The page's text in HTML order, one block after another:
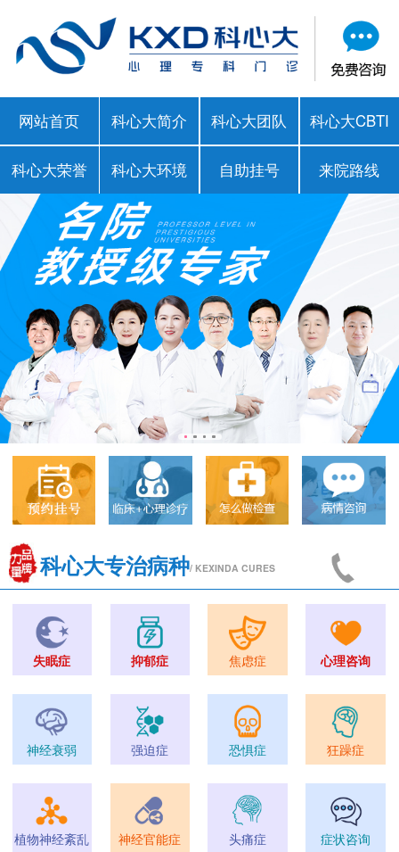
网站首页 科心大简介 科心大团队 科心大CBTI
科心大荣誉 科心大环境 自助挂号 来院路线
科心大专治病种/ KEXINDA CURES
失眠症 抑郁症 焦虑症 心理咨询
神经衰弱 强迫症 恐惧症 狂躁症
植物神经紊乱 神经官能症 头痛症 症状咨询